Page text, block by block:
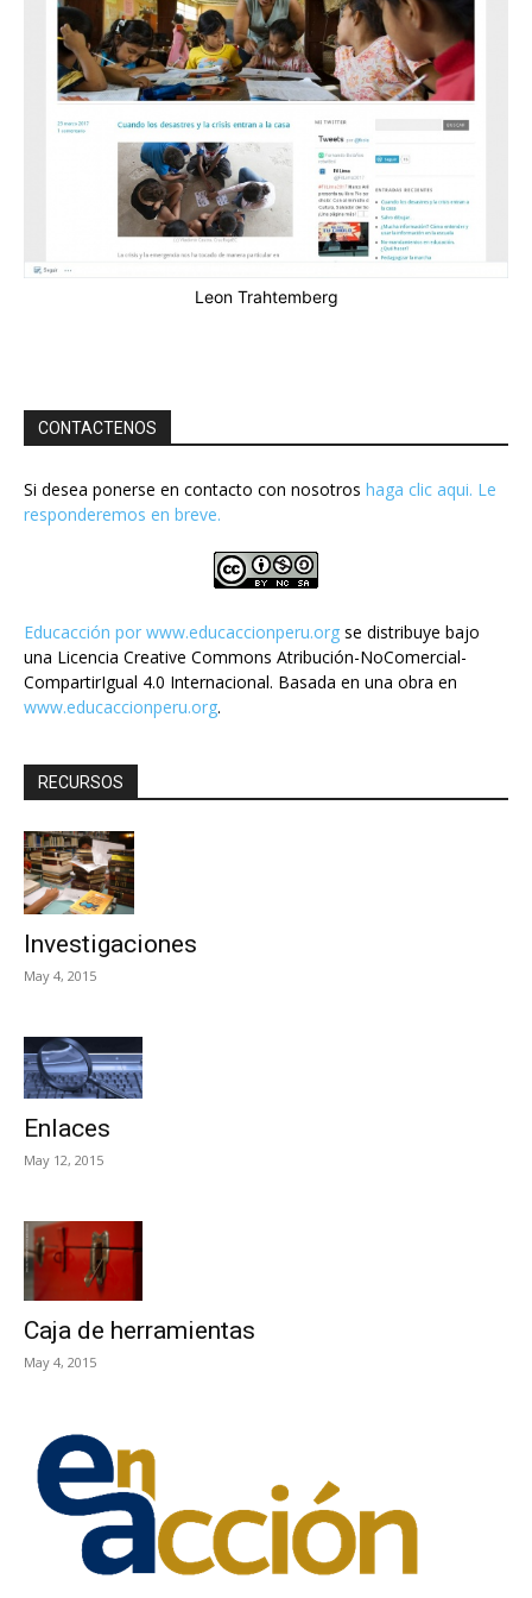
Leon Trahtemberg
CONTACTENOS
Si desea ponerse en contacto con nosotros haga clic aqui. Le
responderemos en breve.
Educacción por www.educaccionperu.org se distribuye bajo
una Licencia Creative Commons Atribución-NoComercial-
CompartirIgual 4.0 Internacional. Basada en una obra en
www.educaccionperu.org.
RECURSOS
Investigaciones
May 4, 2015
Enlaces
May 12, 2015
Caja de herramientas
May 4, 2015